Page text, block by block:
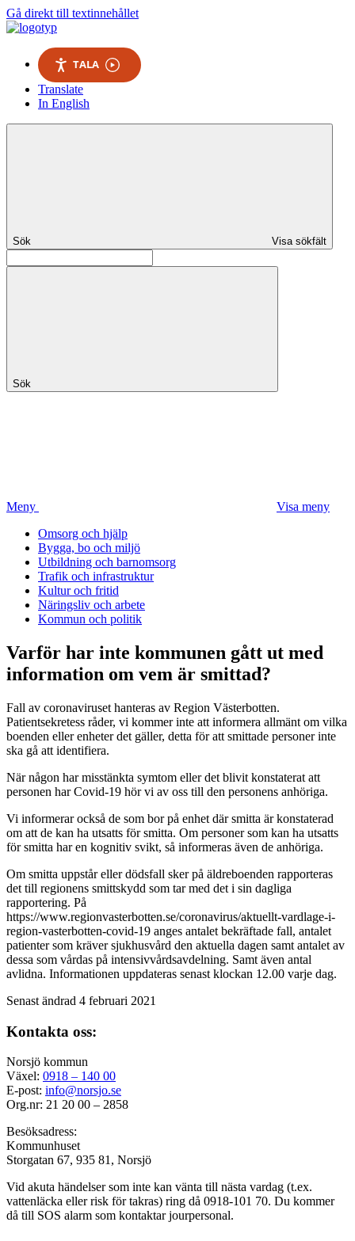
Gå direkt till textinnehållet
TALA
Translate
In English
Sök Visa sökfält
Sök
Meny
Visa meny
Omsorg och hjälp
Bygga, bo och miljö
Utbildning och barnomsorg
Trafik och infrastruktur
Kultur och fritid
Näringsliv och arbete
Kommun och politik
Varför har inte kommunen gått ut med
information om vem är smittad?
Fall av coronaviruset hanteras av Region Västerbotten.
Patientsekretess råder, vi kommer inte att informera allmänt om vilka
boenden eller enheter det gäller, detta för att smittade personer inte
ska gå att identifiera.
När någon har misstänkta symtom eller det blivit konstaterat att
personen har Covid-19 hör vi av oss till den personens anhöriga.
Vi informerar också de som bor på enhet där smitta är konstaterad
om att de kan ha utsatts för smitta. Om personer som kan ha utsatts
för smitta har en kognitiv svikt, så informeras även de anhöriga.
Om smitta uppstår eller dödsfall sker på äldreboenden rapporteras
det till regionens smittskydd som tar med det i sin dagliga
rapportering. På
https://www.regionvasterbotten.se/coronavirus/aktuellt-vardlage-i-
region-vasterbotten-covid-19 anges antalet bekräftade fall, antalet
patienter som kräver sjukhusvård den aktuella dagen samt antalet av
dessa som vårdas på intensivvårdsavdelning. Samt även antal
avlidna. Informationen uppdateras senast klockan 12.00 varje dag.
Senast ändrad 4 februari 2021
Kontakta oss:
Norsjö kommun
Växel: 0918 – 140 00
E-post: info@norsjo.se
Org.nr: 21 20 00 – 2858
Besöksadress:
Kommunhuset
Storgatan 67, 935 81, Norsjö
Vid akuta händelser som inte kan vänta till nästa vardag (t.ex.
vattenläcka ellerrisk för takras) ring då 0918-101 70. Du kommer
då till SOS alarm som kontaktar jourpersonal.